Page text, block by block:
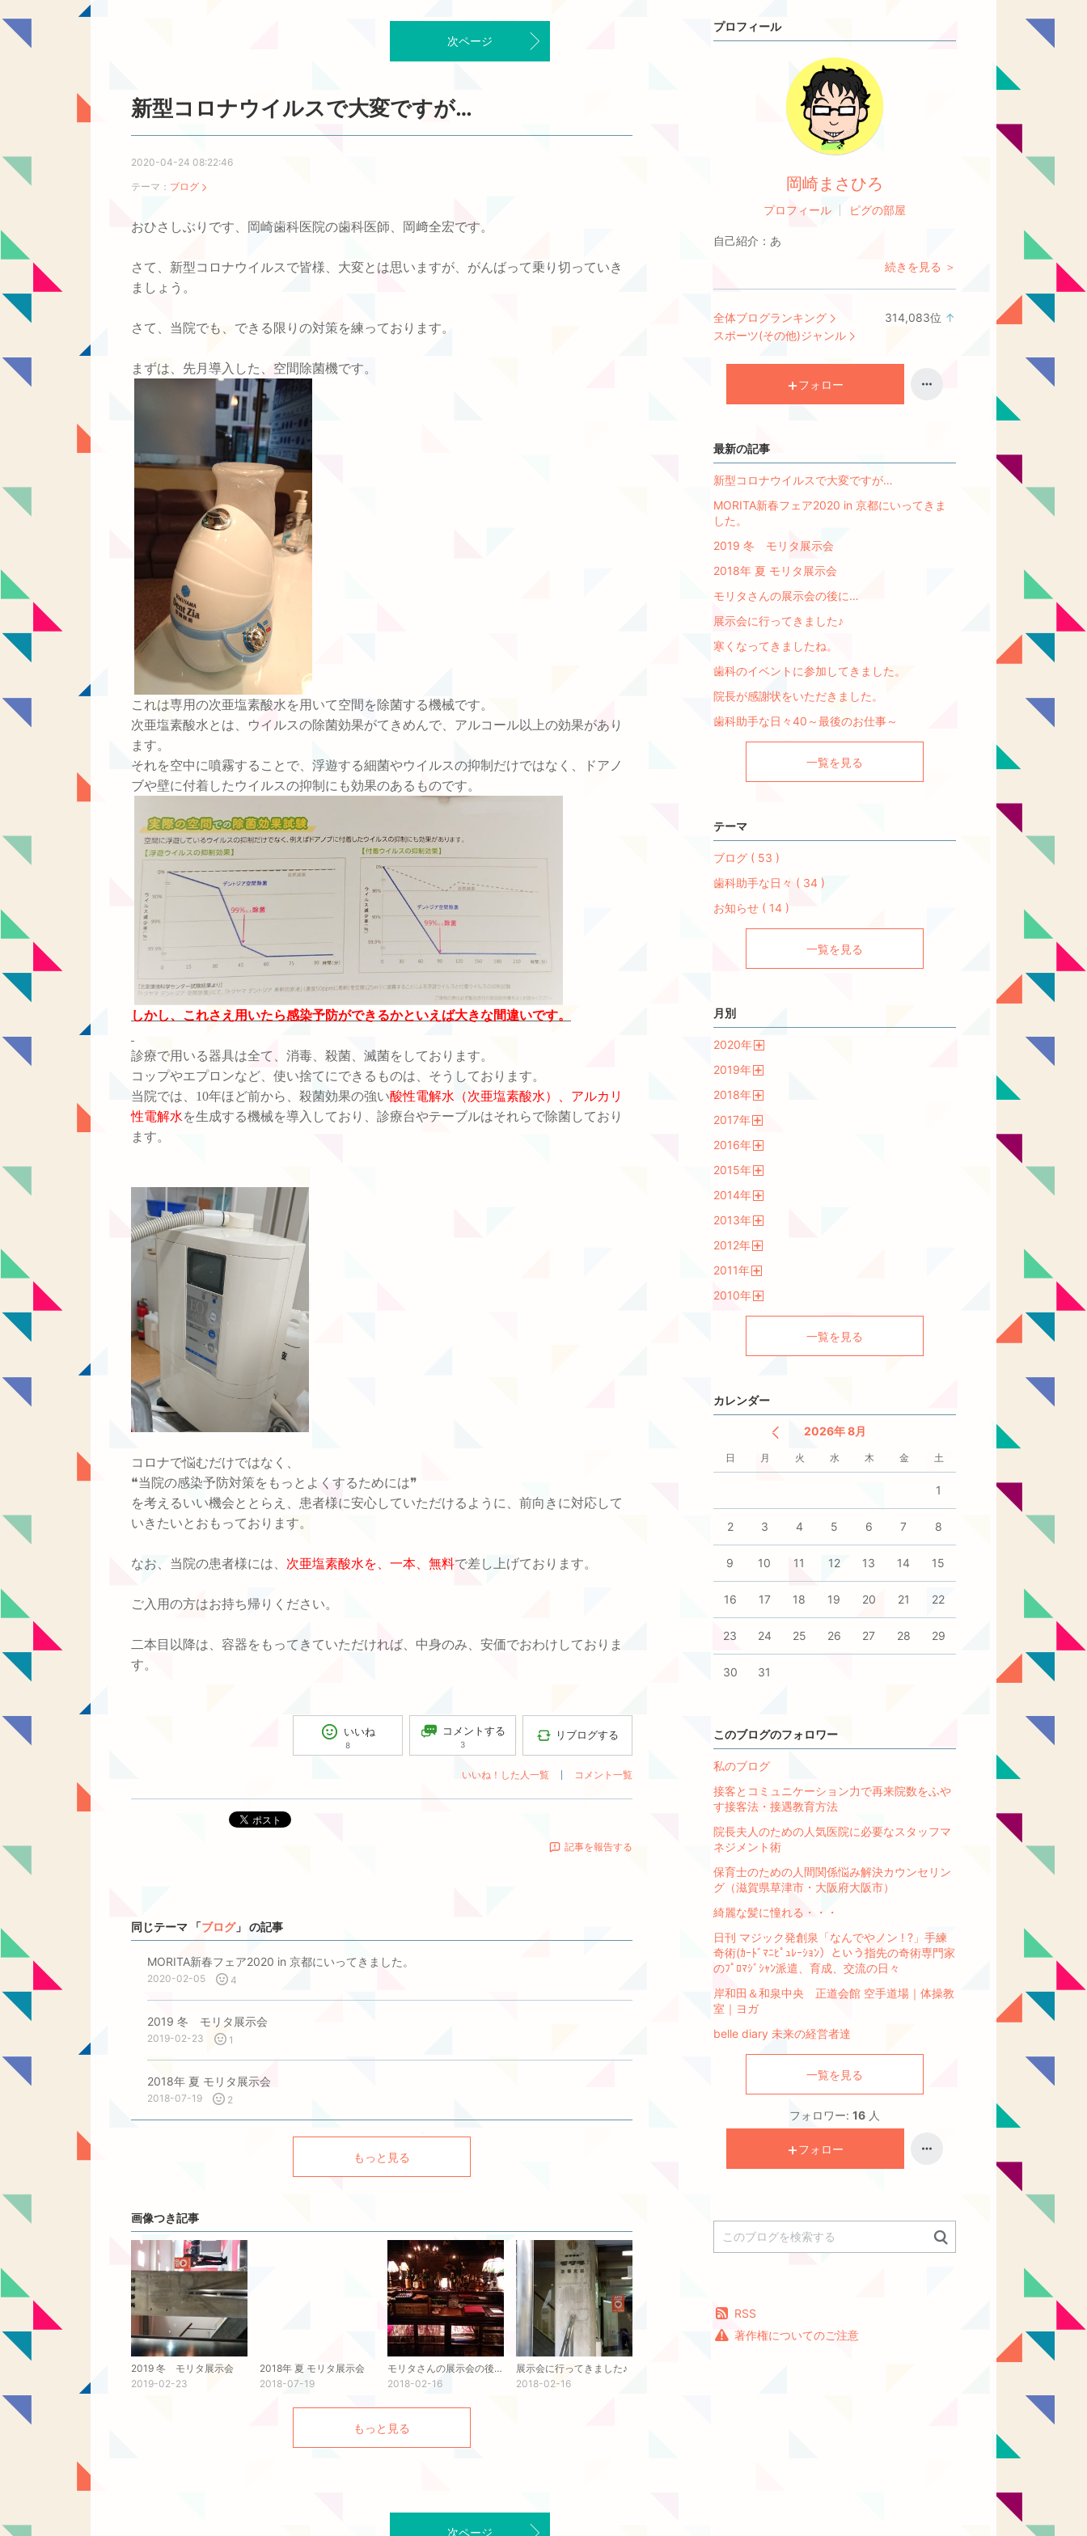
次ページ
新型コロナウイルスで大変ですが…
2020-04-24 08:22:46
テーマ： ブログ
おひさしぶりです、岡崎歯科医院の歯科医師、岡﨑全宏です。
さて、新型コロナウイルスで皆様、大変とは思いますが、がんばって乗り切っていき
ましょう。
さて、当院でも、できる限りの対策を練っております。
まずは、先月導入した、空間除菌機です。
これは専用の次亜塩素酸水を用いて空間を除菌する機械です。
次亜塩素酸水とは、ウイルスの除菌効果がてきめんで、アルコール以上の効果があり
ます。
それを空中に噴霧することで、浮遊する細菌やウイルスの抑制だけではなく、ドアノ
ブや壁に付着したウイルスの抑制にも効果のあるものです。
しかし、これさえ用いたら感染予防ができるかといえば大きな間違いです。
診療で用いる器具は全て、消毒、殺菌、滅菌をしております。
コップやエプロンなど、使い捨てにできるものは、そうしております。
当院では、 10年ほど前から、殺菌効果の強い酸性電解水（次亜塩素酸水）、アルカリ
性電解水を生成する機械を導入しており、診療台やテーブルはそれらで除菌しており
ます。
コロナで悩むだけではなく、
❝当院の感染予防対策をもっとよくするためには❞
を考えるいい機会ととらえ、患者様に安心していただけるように、前向きに対応して
いきたいとおもっております。
なお、当院の患者様には、 次亜塩素酸水を、一本、無料で差し上げております。
ご入用の方はお持ち帰りください。
二本目以降は、容器をもってきていただければ、中身のみ、安価でおわけしておりま
す。
いいね
8
コメントする
3
リブログする
いいね！した人一覧 コメント一覧
ポスト
記事を報告する
同じテーマ 「ブログ」 の記事
MORITA新春フェア2020 in 京都にいってきました。
2020-02-05 4
2019 冬 モリタ展示会
2019-02-23 1
2018年 夏 モリタ展示会
2018-07-19 2
もっと見る
画像つき記事
2019 冬 モリタ展示会
2019-02-23
2018年 夏 モリタ展示会
2018-07-19
モリタさんの展示会の後に…
2018-02-16
展示会に行ってきました♪
2018-02-16
もっと見る
次ページ
プロフィール
岡崎まさひろ
プロフィール ピグの部屋
自己紹介： あ
続きを見る ＞
全体ブログランキング 314,083位 ↑
スポーツ(その他)ジャンル
フォロー
最新の記事
新型コロナウイルスで大変ですが…
MORITA新春フェア2020 in 京都にいってきま
した。
2019 冬 モリタ展示会
2018年 夏 モリタ展示会
モリタさんの展示会の後に…
展示会に行ってきました♪
寒くなってきましたね。
歯科のイベントに参加してきました。
院長が感謝状をいただきました。
歯科助手な日々40～最後のお仕事～
一覧を見る
テーマ
ブログ ( 53 )
歯科助手な日々 ( 34 )
お知らせ ( 14 )
一覧を見る
月別
2020年
2019年
2018年
2017年
2016年
2015年
2014年
2013年
2012年
2011年
2010年
一覧を見る
カレンダー
2026年 8月
日 月 火 水 木 金 土
1
2 3 4 5 6 7 8
9 10 11 12 13 14 15
16 17 18 19 20 21 22
23 24 25 26 27 28 29
30 31
このブログのフォロワー
私のブログ
接客とコミュニケーション力で再来院数をふや
す接客法・接遇教育方法
院長夫人のための人気医院に必要なスタッフマ
ネジメント術
保育士のための人間関係悩み解決カウンセリン
グ（滋賀県草津市・大阪府大阪市）
綺麗な髪に憧れる・・・
日刊 マジック発創泉「なんでやノン ! ?」手練
奇術(ｶｰﾄﾞﾏﾆﾋﾟｭﾚｰｼｮﾝ）という指先の奇術専門家
のﾌﾟﾛﾏｼﾞｼｬﾝ派遣、育成、交流の日々
岸和田＆和泉中央 正道会館 空手道場｜体操教
室｜ヨガ
belle diary 未来の経営者達
一覧を見る
フォロワー: 16 人
フォロー
RSS
著作権についてのご注意